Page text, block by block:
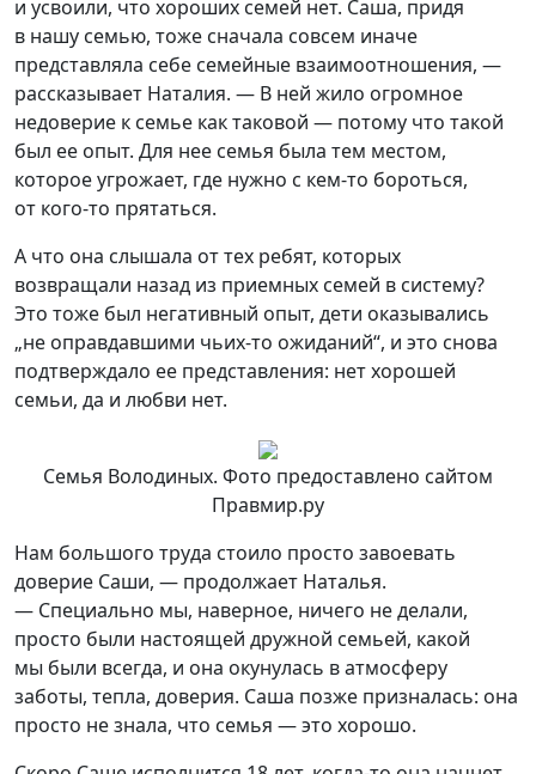
и усвоили, что хороших семей нет. Саша, придя
в нашу семью, тоже сначала совсем иначе
представляла себе семейные взаимоотношения, —
рассказывает Наталия. — В ней жило огромное
недоверие к семье как таковой — потому что такой
был ее опыт. Для нее семья была тем местом,
которое угрожает, где нужно с кем-то бороться,
от кого-то прятаться.
А что она слышала от тех ребят, которых
возвращали назад из приемных семей в систему?
Это тоже был негативный опыт, дети оказывались
„не оправдавшими чьих-то ожиданий“, и это снова
подтверждало ее представления: нет хорошей
семьи, да и любви нет.
Семья Володиных. Фото предоставлено сайтом
Правмир.ру
Нам большого труда стоило просто завоевать
доверие Саши, — продолжает Наталья.
— Специально мы, наверное, ничего не делали,
просто были настоящей дружной семьей, какой
мы были всегда, и она окунулась в атмосферу
заботы, тепла, доверия. Саша позже призналась: она
просто не знала, что семья — это хорошо.